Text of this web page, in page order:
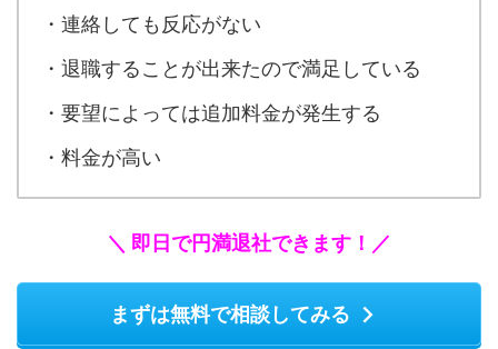
・連絡しても反応がない
・退職することが出来たので満足している
・要望によっては追加料金が発生する
・料金が高い
＼ 即日で円満退社できます！／
まずは無料で相談してみる